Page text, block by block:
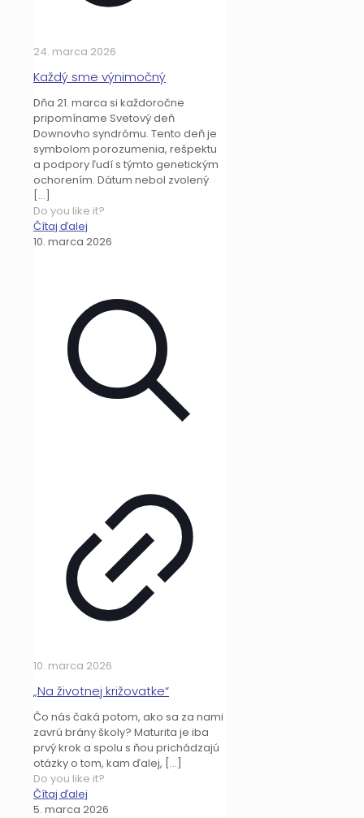
24. marca 2026
Každý sme výnimočný
Dňa 21. marca si každoročne
pripomíname Svetový deň
Downovho syndrómu. Tento deň je
symbolom porozumenia, rešpektu
a podpory ľudí s týmto genetickým
ochorením. Dátum nebol zvolený
[…]
Do you like it?
Čítaj ďalej
10. marca 2026
10. marca 2026
„Na životnej križovatke“
Čo nás čaká potom, ako sa za nami
zavrú brány školy? Maturita je iba
prvý krok a spolu s ňou prichádzajú
otázky o tom, kam ďalej, […]
Do you like it?
Čítaj ďalej
5. marca 2026